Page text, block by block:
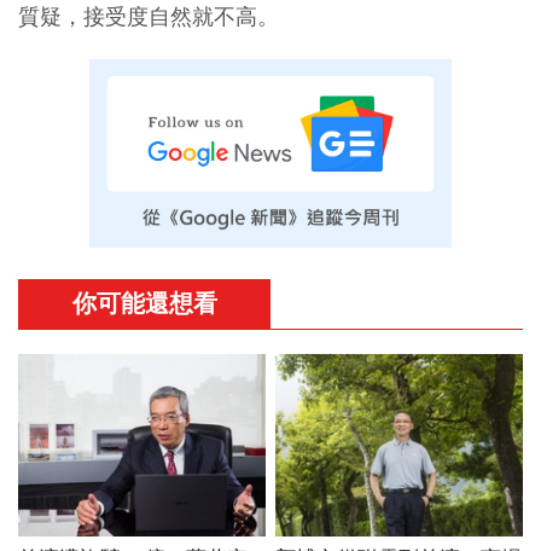
質疑，接受度自然就不高。